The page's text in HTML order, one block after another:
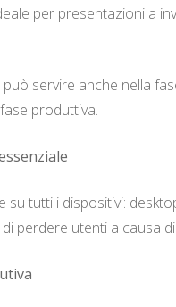
per presentazioni a
servire anche nella
produttiva.
tutti i dispositivi:
perdere utenti a causa